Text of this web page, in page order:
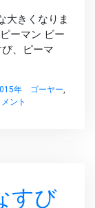
大きくなりま
ーマン ビー
、ピーマ
年 ゴーヤー,
ント
すび